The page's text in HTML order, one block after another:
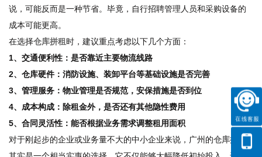
说，可能反而是一种节省。毕竟，自行招聘管理人员和采购设备的
成本可能更高。
在选择仓库拼租时，建议重点考虑以下几个方面：
1、交通便利性：是否靠近主要物流线路
2、仓库硬件：消防设施、装卸平台等基础设施是否完善
3、管理服务：物业管理是否规范，安保措施是否到位
4、成本构成：除租金外，是否还有其他隐性费用
5、合同灵活性：能否根据业务需求调整租用面积
对于刚起步的企业或业务量不大的中小企业来说，广州的仓库拼租